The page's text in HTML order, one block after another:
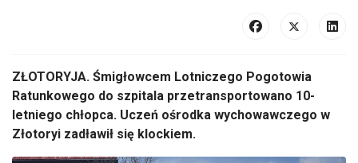
ZŁOTORYJA. Śmigłowcem Lotniczego Pogotowia
Ratunkowego do szpitala przetransportowano 10-
letniego chłopca. Uczeń ośrodka wychowawczego w
Złotoryi zadławił się klockiem.